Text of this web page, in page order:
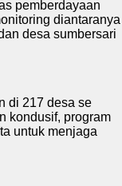
pemberdayaan
diantaranya
desa sumbersari
di 217 desa se
kondusif, program
untuk menjaga